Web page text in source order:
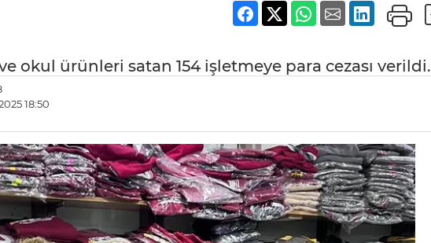
okul ürünleri satan 154 işletmeye para cezası verildi.
18:50